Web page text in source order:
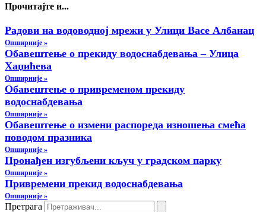
Прочитајте и...
Радови на водоводној мрежи у Улици Васе Албанац
Опширније »
Обавештење о прекиду водоснабдевања – Улица
Хаџићева
Опширније »
Обавештење о привременом прекиду
водоснабдевања
Опширније »
Обавештење о измени распореда изношења смећа
поводом празника
Опширније »
Пронађен изгубљени кључ у градском парку
Опширније »
Привремени прекид водоснабдевања
Опширније »
Претрага